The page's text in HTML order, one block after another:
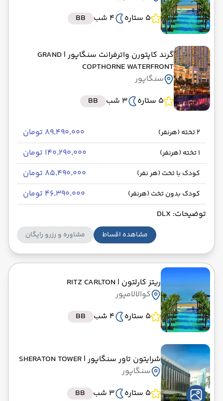
5 ستاره
4 شب BB
گرند کاپتورن واترفرانت سنگاپور | GRAND
COPTHORNE WATERFRONT
سنگاپور
5 ستاره
3 شب BB
2 تخته (هرنفر) ۸۹٬۴۹۰٬۰۰۰ تومان
1 تخته (هرنفر) ۱۴۰٬۲۹۰٬۰۰۰ تومان
کودک با تخت (هر نفر) ۸۵٬۴۹۰٬۰۰۰ تومان
کودک بدون تخت (هرنفر)
۴۶٬۳۹۰٬۰۰۰ تومان
توضیحات: DLX
مشاهده اقساط مشاوره و رزرو رایگان
ریتز کارلتون | RITZ CARLTON
کوالالامپور
5 ستاره
4 شب BB
شرایتون تاور سنگاپور| SHERATON TOWER
سنگاپور
5 ستاره
3 شب BB